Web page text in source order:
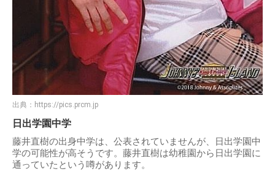
出典： https://pics.prcm.jp
日出学園中学
藤井直樹の出身中学は、公表されていませんが、日出学園中
学の可能性が高そうです。藤井直樹は幼稚園から日出学園に
通っていたという噂があります。